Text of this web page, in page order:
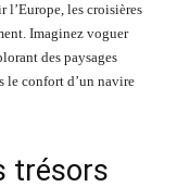
l’Europe, les croisières
Imaginez voguer
des paysages
le confort d’un navire
trésors